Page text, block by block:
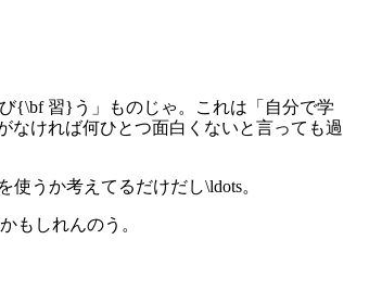
{\bf 習}う」ものじゃ。これは「自分で学
なければ何ひとつ面白くないと言っても過
うか考えてるだけだし\ldots。
もしれんのう。